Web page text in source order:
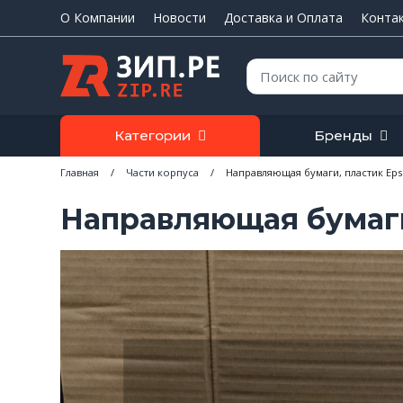
О Компании Новости Доставка и Оплата
Поиск:
Категории Бренды
Главная / Части корпуса / Направляющая бумаги, пластик
Направляющая